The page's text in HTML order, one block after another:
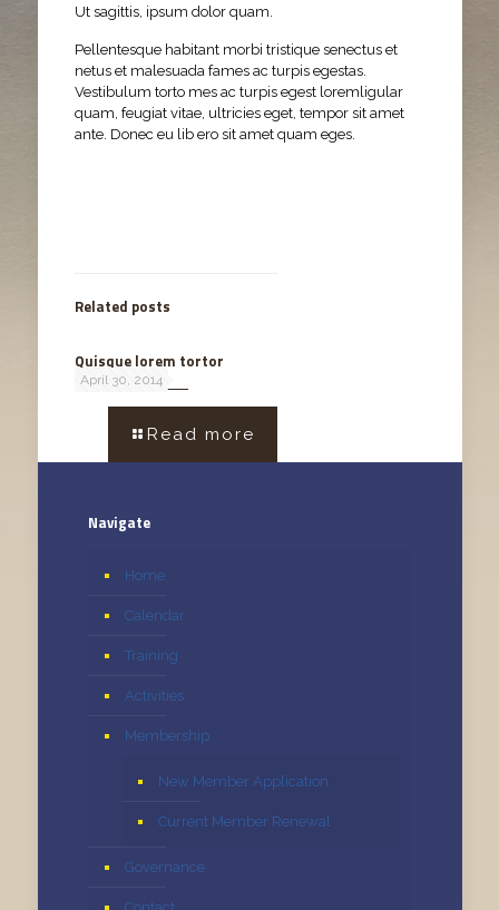
Ut sagittis, ipsum dolor quam.
Pellentesque habitant morbi tristique senectus et
netus et malesuada fames ac turpis egestas.
Vestibulum torto mes ac turpis egest loremligular
quam, feugiat vitae, ultricies eget, tempor sit amet
ante. Donec eu lib ero sit amet quam eges.
Related posts
April 30, 2014
Quisque lorem tortor
Read more
Navigate
Home
Calendar
Training
Activities
Membership
New Member Application
Current Member Renewal
Governance